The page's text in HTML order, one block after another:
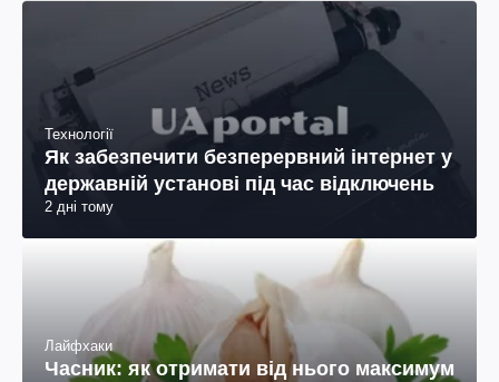
Технології
Як забезпечити безперервний інтернет у
державній установі під час відключень
2 дні тому
Лайфхаки
Часник: як отримати від нього максимум